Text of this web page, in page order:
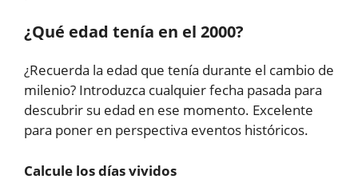
¿Qué edad tenía en el 2000?
¿Recuerda la edad que tenía durante el cambio de
milenio? Introduzca cualquier fecha pasada para
descubrir su edad en ese momento. Excelente
para poner en perspectiva eventos históricos.
Calcule los días vividos